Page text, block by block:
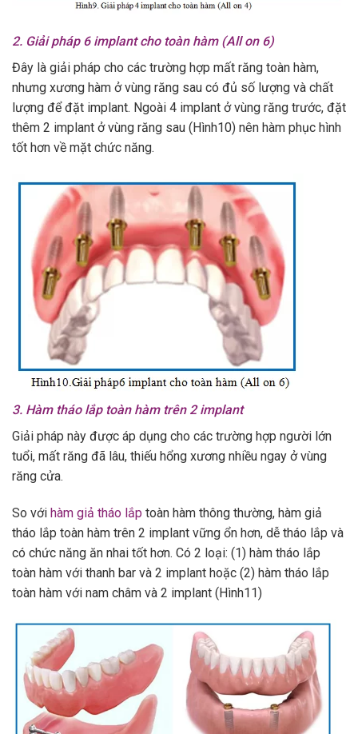
2. Giải pháp 6 implant cho toàn hàm (All on 6)
Đây là giải pháp cho các trường hợp mất răng toàn hàm,
nhưng xương hàm ở vùng răng sau có đủ số lượng và chất
lượng để đặt implant. Ngoài 4 implant ở vùng răng trước, đặt
thêm 2 implant ở vùng răng sau (Hình10) nên hàm phục hình
tốt hơn về mặt chức năng.
3. Hàm tháo lắp toàn hàm trên 2 implant
Giải pháp này được áp dụng cho các trường hợp người lớn
tuổi, mất răng đã lâu, thiếu hổng xương nhiều ngay ở vùng
răng cửa.
So với hàm giả tháo lắp toàn hàm thông thường, hàm giả
tháo lắp toàn hàm trên 2 implant vững ổn hơn, dễ tháo lắp và
có chức năng ăn nhai tốt hơn. Có 2 loại: (1) hàm tháo lắp
toàn hàm với thanh bar và 2 implant hoặc (2) hàm tháo lắp
toàn hàm với nam châm và 2 implant (Hình11)